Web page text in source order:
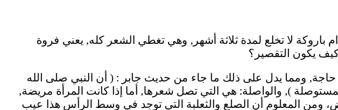
لا تخلع لمدة ثلاثة أشهر, وهي تغطي الشعر كله, يعني فروة
يكون التقصير؟
حاجة, ومما يدل على ذلك ما جاء من حديث جابر : ( أن النبي صلى الله
), والواصلة: هي التي تصل شعرها, أما إذا كانت المرأة مريضة,
ومن المعلوم أن الصلع والثعلبة التي توجد في وسط الرأس هذا عيب